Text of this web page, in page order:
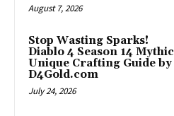
August 7, 2026
Stop Wasting Sparks!
Diablo 4 Season 14 Mythic
Unique Crafting Guide by
D4Gold.com
July 24, 2026